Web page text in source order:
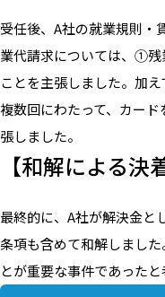
受任後、A社の就業規則・
業代請求については、①
ことを主張しました。加
複数回にわたって、カー
張しました。
【和解による決
最終的に、A社が解決金と
条項も含めて和解しまし
とが重要な事件であったと